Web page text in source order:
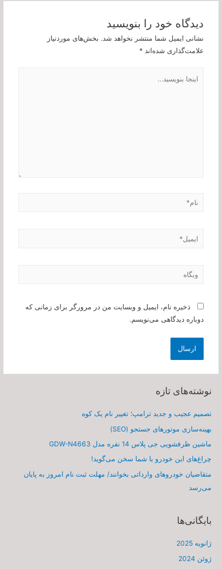
دیدگاه‌ خود را بنویسید
نشانی ایمیل شما منتشر نخواهد شد. بخش‌های موردنیاز
علامت‌گذاری شده‌اند *
بنویسید…
نام*
ایمیل*
وبگاه
ذخیره نام، ایمیل و وبسایت من در مرورگر برای زمانی که
دوباره دیدگاهی می‌نویسم.
نوشته‌های تازه
تصمیم عجیب و جدید ترامپ؛ تغییر نام یک کوه
بهینه‌سازی موتورهای جستجو (SEO)
ماشین ظرفشویی جی پلاس 14 نفره مدل GDW-N4663
چراغ‌های این خودرو با شما سخن می‌گوید!
متقاضیان خودروهای وارداتی بخوانند/ مهلت ثبت نام امروز به پایان
می‌رسد
بایگانی‌ها
ژانویه 2025
ژوئن 2024